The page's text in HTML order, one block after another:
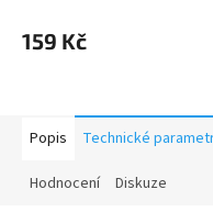
159 Kč
Popis Technické
Hodnocení Diskuze